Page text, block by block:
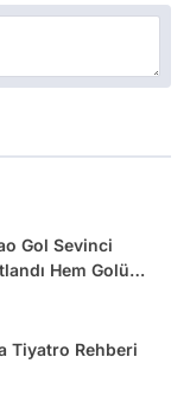
Gol Sevinci
Hem Golü
Tiyatro Rehberi